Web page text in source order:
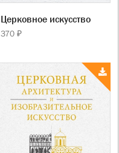
Церковное искусство
370 ₽